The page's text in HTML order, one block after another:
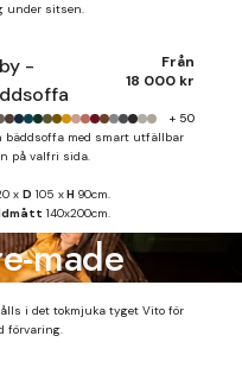
under sitsen.
-
Från
18 000 kr
+ 50
bäddsoffa med smart utfällbar
på valfri sida.
x D 105 xH 90cm.
140x200cm.
made
i det tokmjuka tyget Vito för
förvaring.